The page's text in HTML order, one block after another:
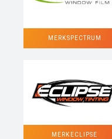
MERK SPECTRUM
MERK ECLIPSE